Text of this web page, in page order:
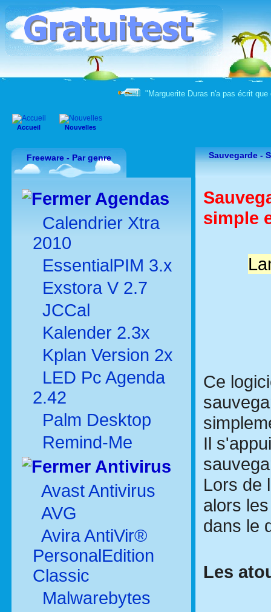
"Marguerite Duras n'a pas écrit
Accueil Nouvelles
Freeware - Par genre
Agendas
Calendrier Xtra
2010
EssentialPIM 3.x
Exstora V 2.7
JCCal
Kalender 2.3x
Kplan Version 2x
LED Pc Agenda
2.42
Palm Desktop
Remind-Me
Antivirus
Avast Antivirus
AVG
Avira AntiVir®
PersonalEdition
Classic
Malwarebytes
Sauvegarde -
simple
Ce
Il
Lors de
alors
dans le
Les